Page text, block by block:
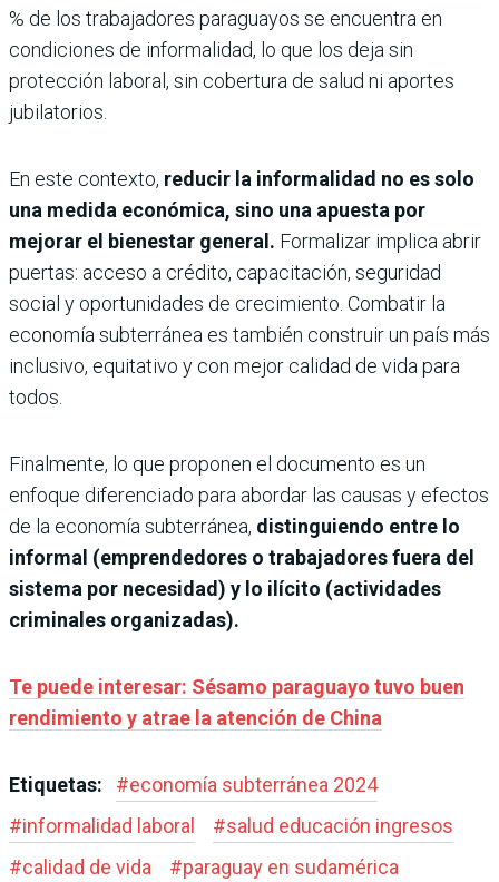
% de los trabajadores paraguayos se encuentra en
condiciones de informalidad, lo que los deja sin
protección laboral, sin cobertura de salud ni aportes
jubilatorios.
En este contexto, reducir la informalidad no es solo
una medida económica, sino una apuesta por
mejorar el bienestar general. Formalizar implica abrir
puertas: acceso a crédito, capacitación, seguridad
social y oportunidades de crecimiento. Combatir la
economía subterránea es también construir un país más
inclusivo, equitativo y con mejor calidad de vida para
todos.
Finalmente, lo que proponen el documento es un
enfoque diferenciado para abordar las causas y efectos
de la economía subterránea, distinguiendo entre lo
informal (emprendedores o trabajadores fuera del
sistema por necesidad) y lo ilícito (actividades
criminales organizadas).
Te puede interesar: Sésamo paraguayo tuvo buen
rendimiento y atrae la atención de China
Etiquetas: #economía subterránea 2024
#informalidad laboral #salud educación ingresos
#calidad de vida #paraguay en sudamérica